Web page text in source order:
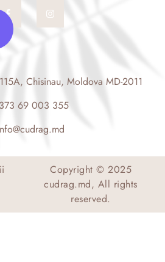
a
c
b
o
-
f
n
s
t
m
Chisinau, Moldova MD-2011
69 003 355
Copyright © 2025
cudrag.md, All rights
reserved.